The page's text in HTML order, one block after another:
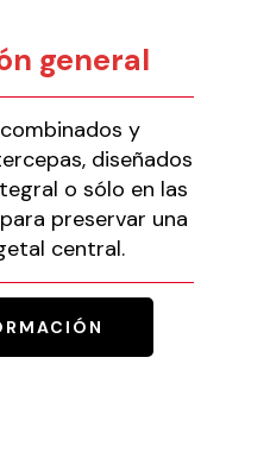
general
y
diseñados
o sólo en las
preservar una
central.